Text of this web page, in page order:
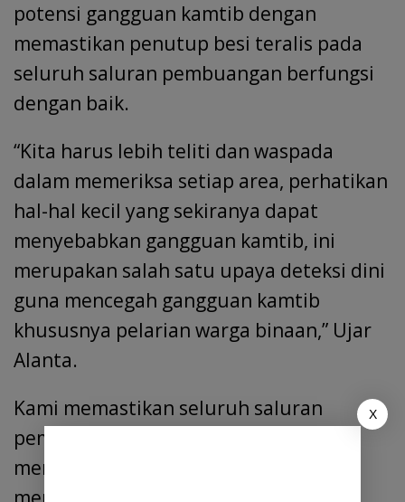
potensi gangguan kamtib dengan
memastikan penutup besi teralis pada
seluruh saluran pembuangan berfungsi
dengan baik.
“Kita harus lebih teliti dan waspada
dalam memeriksa setiap area, perhatikan
hal-hal kecil yang sekiranya dapat
menyebabkan gangguan kamtib, ini
merupakan salah satu upaya deteksi dini
guna mencegah gangguan kamtib
khususnya pelarian warga binaan,” Ujar
Alanta.
Kami memastikan seluruh saluran
pembuangan air di Rutan lancar dan
memasuki musim penghujan guna
X